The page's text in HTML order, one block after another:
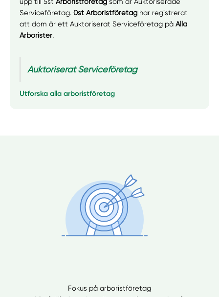
Serviceföretag.0st Arboristföretag har registrerat
att dom är ett Auktoriserat Serviceföretag påAlla
Arborister.
Auktoriserat Serviceföretag
Utforska alla arboristföretag
Fokus på arboristföretag